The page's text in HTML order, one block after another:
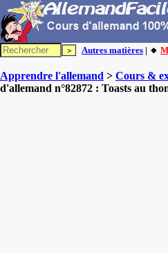
Autres matières | 🔸
Apprendre l'allemand > Cours &
d'allemand n°82872 : Toasts au